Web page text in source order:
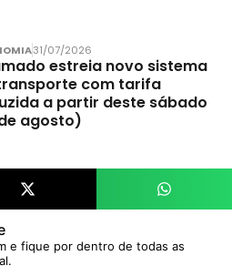
31/07/2026
estreia novo sistema
com tarifa
a partir deste sábado
agosto)
e fique por dentro de todas as